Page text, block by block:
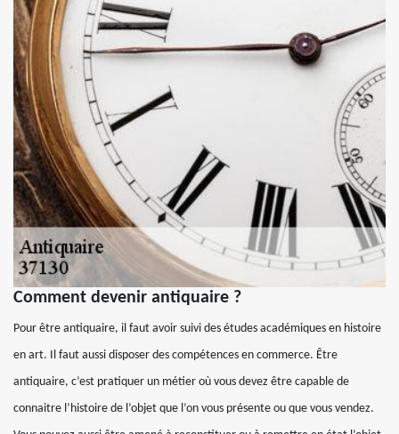
Comment devenir antiquaire ?
Pour être antiquaire, il faut avoir suivi des études académiques en histoire
en art. Il faut aussi disposer des compétences en commerce. Être
antiquaire, c’est pratiquer un métier où vous devez être capable de
connaitre l’histoire de l’objet que l’on vous présente ou que vous vendez.